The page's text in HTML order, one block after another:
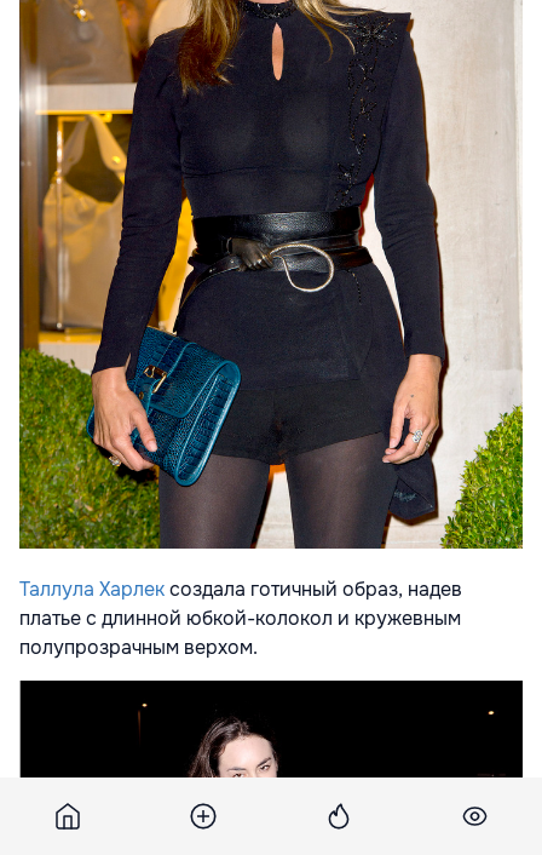
Таллула Харлексоздала готичный образ, надев
платье с длинной юбкой-колокол и кружевным
полупрозрачным верхом.